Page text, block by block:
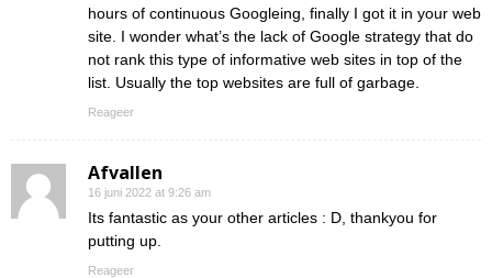
hours of continuous Googleing, finally I got it in your web
site. I wonder what’s the lack of Google strategy that do
not rank this type of informative web sites in top of the
list. Usually the top websites are full of garbage.
Reageer
Afvallen
16 juni 2022 at 9:26 am
Its fantastic as your other articles : D, thankyou for
putting up.
Reageer